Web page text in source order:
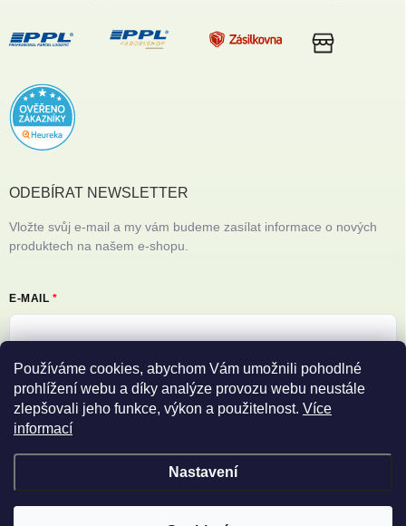
Používáme cookies, abychom Vám umožnili pohodlné
prohlížení webu a díky analýze provozu webu neustále
zlepšovali jeho funkce, výkon a použitelnost. Více
informací
Nastavení
ODEBÍRAT NEWSLETTER
Vložte svůj e-mail a my vám budeme zasílat informace o nových
produktech na našem e-shopu.
E-MAIL
Vložením e-mailu souhlasíte spodmínkami ochrany osobních údajů
Přihlásit se
Filipovy iPhony . Všechna práva vyhrazena.